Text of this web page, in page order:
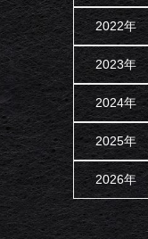
2022年
2023年
2024年
2025年
2026年